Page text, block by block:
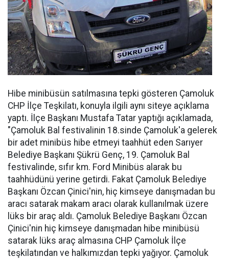
Hibe minibüsün satılmasına tepki gösteren Çamoluk
CHP İlçe Teşkilatı, konuyla ilgili aynı siteye açıklama
yaptı. İlçe Başkanı Mustafa Tatar yaptığı açıklamada,
"Çamoluk Bal festivalinin 18.sinde Çamoluk'a gelerek
bir adet minibüs hibe etmeyi taahhüt eden Sarıyer
Belediye Başkanı Şükrü Genç, 19. Çamoluk Bal
festivalinde, sıfır km. Ford Minibüs alarak bu
taahhüdünü yerine getirdi. Fakat Çamoluk Belediye
Başkanı Özcan Çinici'nin, hiç kimseye danışmadan bu
aracı satarak makam aracı olarak kullanılmak üzere
lüks bir araç aldı. Çamoluk Belediye Başkanı Özcan
Çinici'nin hiç kimseye danışmadan hibe minibüsü
satarak lüks araç almasına CHP Çamoluk İlçe
teşkilatından ve halkımızdan tepki yağıyor. Çamoluk